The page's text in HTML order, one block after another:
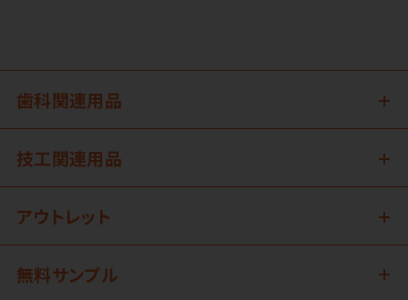
歯科関連用品
技工関連用品
アウトレット
無料サンプル